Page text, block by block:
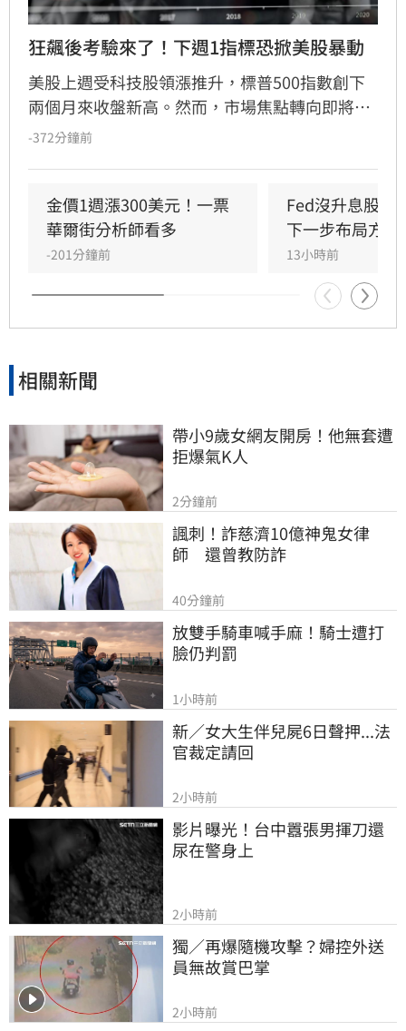
狂飆後考驗來了！下週1指標恐掀美股暴動
美股上週受科技股領漲推升，標普500指數創下
兩個月來收盤新高。然而，市場焦點轉向即將公
布的7月消費者物價指數（CPI），該數據將成為
彈恐引發股市拋售。目前市場對9月升息的預期
因就業數據疲軟而降溫，但油價波動與通膨焦慮
仍是主要風險。
-372分鐘前
金價1週漲300美元！一票
華爾街分析師看多
-201分鐘前
Fed沒升息股市
下一步布局方向
13小時前
相關新聞
帶小9歲女網友開房！他無套遭
拒爆氣K人
2分鐘前
諷刺！詐慈濟10億神鬼女律
師　還曾教防詐
40分鐘前
放雙手騎車喊手麻！騎士遭打
臉仍判罰
1小時前
新／女大生伴兒屍6日聲押...法
官裁定請回
2小時前
影片曝光！台中囂張男揮刀還
尿在警身上
2小時前
獨／再爆隨機攻擊？婦控外送
員無故賞巴掌
2小時前